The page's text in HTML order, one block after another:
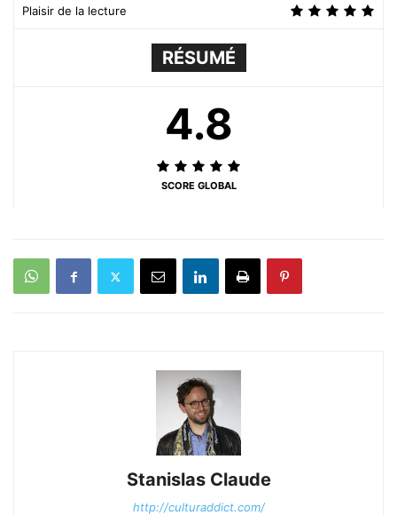
Plaisir de la lecture
RÉSUMÉ
4.8
SCORE GLOBAL
Stanislas Claude
http://culturaddict.com/